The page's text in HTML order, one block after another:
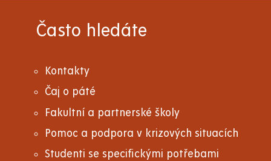
Často hledáte
Kontakty
Čaj o páté
Fakultní a partnerské školy
Pomoc a podpora v krizových situacích
Studenti se specifickými potřebami